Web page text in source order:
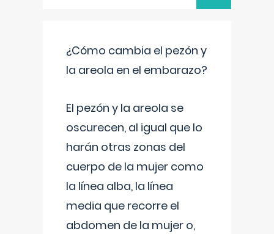
¿Cómo cambia el pezón y
la areola en el embarazo?
El pezón y la areola se
oscurecen, al igual que lo
harán otras zonas del
cuerpo de la mujer como
la línea alba, la línea
media que recorre el
abdomen de la mujer o,